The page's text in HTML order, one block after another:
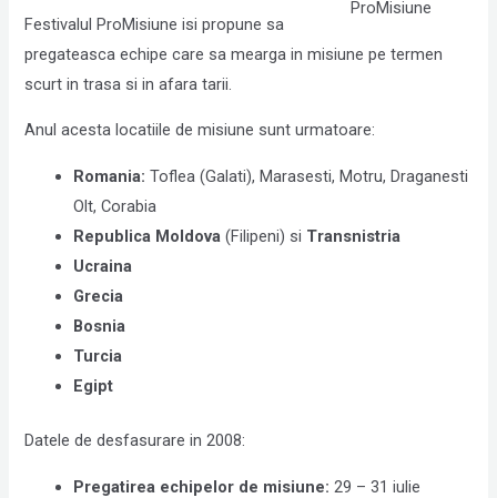
Festivalul ProMisiune isi propune sa
pregateasca echipe care sa mearga in misiune pe termen
scurt in trasa si in afara tarii.
Anul acesta locatiile de misiune sunt urmatoare:
Romania: Toflea (Galati), Marasesti, Motru, Draganesti
Olt, Corabia
Republica Moldova (Filipeni) si Transnistria
Ucraina
Grecia
Bosnia
Turcia
Egipt
Datele de desfasurare in 2008:
Pregatirea echipelor de misiune:29 – 31 iulie